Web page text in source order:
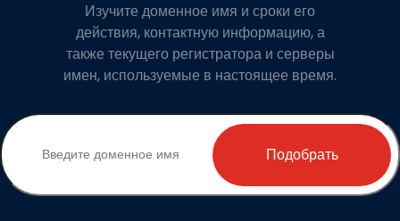
Изучите доменное имя и сроки его
действия, контактную информацию, а
также текущего регистратора и серверы
имен, используемые в настоящее время.
Подобрать